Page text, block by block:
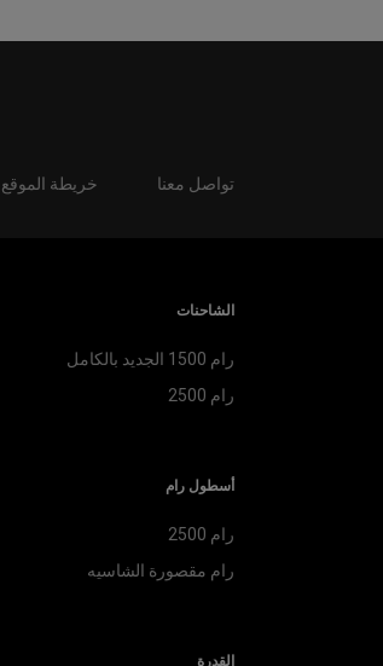
تواصل معنا خريطة الموقع
الشاحنات
رام 1500 الجديد بالكامل
رام 2500
أسطول رام
رام 2500
رام مقصورة الشاسيه
القدرة